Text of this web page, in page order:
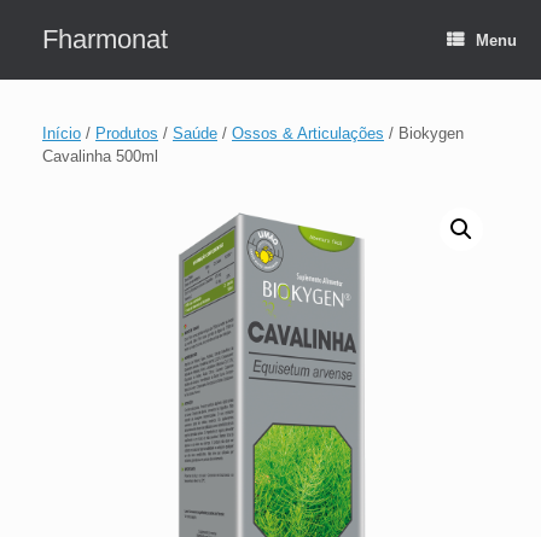
Fharmonat Menu
Início / Produtos / Saúde / Ossos & Articulações / Biokygen
Cavalinha 500ml